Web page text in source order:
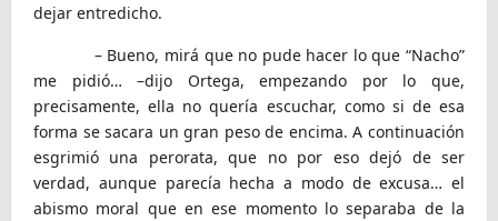
dejar entredicho.
– Bueno, mirá que no pude hacer lo que “Nacho”
me pidió… –dijo Ortega, empezando por lo que,
precisamente, ella no quería escuchar, como si de esa
forma se sacara un gran peso de encima. A continuación
esgrimió una perorata, que no por eso dejó de ser
verdad, aunque parecía hecha a modo de excusa… el
abismo moral que en ese momento lo separaba de la